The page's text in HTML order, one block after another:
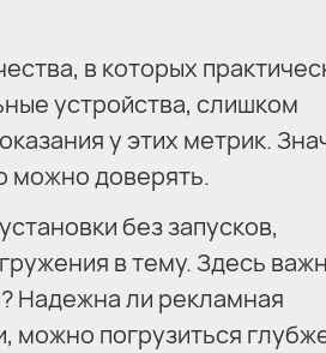
в которых
устройства, слишком
у этих метрик.
можно доверять.
без запусков,
в тему. Здесь
Надежна ли рекламная
можно погрузиться